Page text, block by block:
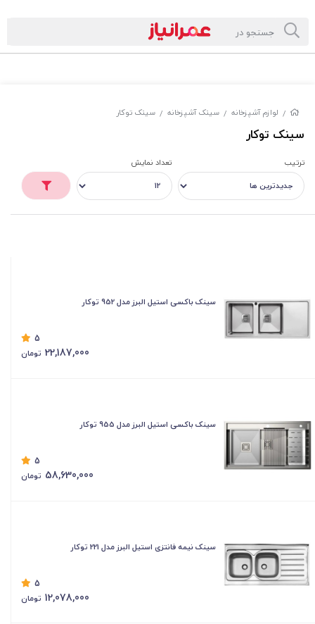
/ لوازم آشپزخانه / سینک آشپزخانه / سینک توکار
سینک توکار
ترتیب تعداد نمایش
سینک باکسی استیل البرز مدل 952 توکار
5
22,187,000 تومان
سینک باکسی استیل البرز مدل 955 توکار
5
58,630,000 تومان
سینک نیمه فانتزی استیل البرز مدل 221 توکار
5
12,078,000 تومان